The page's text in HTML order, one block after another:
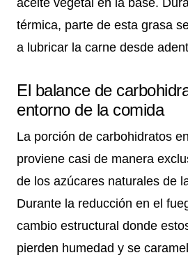
térmica, parte de esta grasa
a lubricar la carne desde
El balance de
entorno de la comida
La porción de carbohidratos
proviene casi de manera
de los azúcares naturales de
Durante la reducción en el
cambio estructural donde
pierden humedad y se